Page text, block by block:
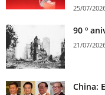
25/07/
90 º
21/07/
China: